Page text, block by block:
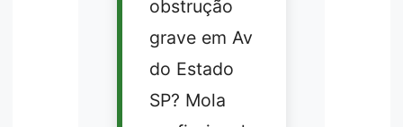
obstrução
grave em Av
do Estado
SP? Mola